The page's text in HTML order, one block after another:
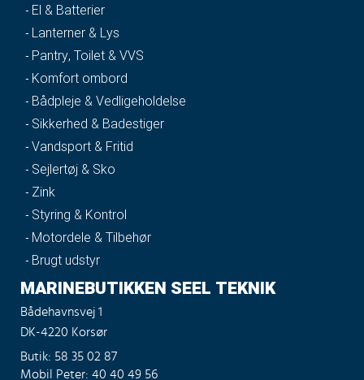
El & Batterier
Lanterner & Lys
Pantry, Toilet & VVS
Komfort ombord
Bådpleje & Vedligeholdelse
Sikkerhed & Badestiger
Vandsport & Fritid
Sejlertøj & Sko
Zink
Styring & Kontrol
Motordele & Tilbehør
Brugt udstyr
MARINEBUTIKKEN SEEL TEKNIK
Bådehavnsvej 1
DK-4220 Korsør
Butik: 58 35 02 87
Mobil Peter: 40 40 49 56